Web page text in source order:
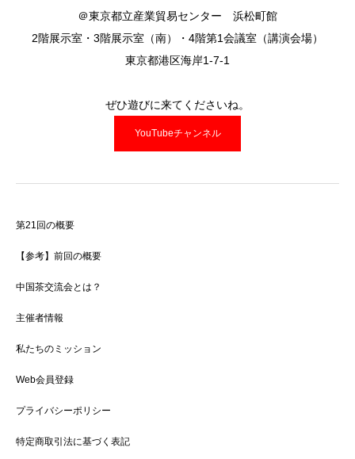
＠東京都立産業貿易センター 浜松町館
2階展示室・3階展示室（南）・4階第1会議室（講演会場）
東京都港区海岸1-7-1
ぜひ遊びに来てくださいね。
YouTubeチャンネル
第21回の概要
【参考】前回の概要
中国茶交流会とは？
主催者情報
私たちのミッション
Web会員登録
プライバシーポリシー
特定商取引法に基づく表記